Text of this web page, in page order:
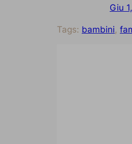
Giu
Tags: bambini,